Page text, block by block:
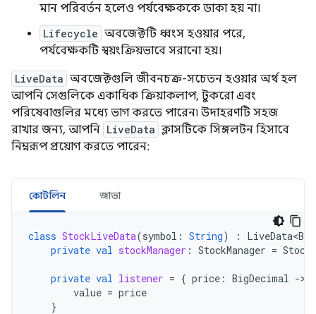
মান পরিবর্তন হলেও পর্যবেক্ষককে ডাকা হয় না।
Lifecycle অবজেক্টটি ধ্বংস হওয়ার পরে,
পর্যবেক্ষকটি স্বয়ংক্রিয়ভাবে সরানো হয়।
LiveData অবজেক্টগুলি জীবনচক্র-সচেতন হওয়ার অর্থ হল
আপনি সেগুলিকে একাধিক ক্রিয়াকলাপ, টুকরো এবং
পরিষেবাগুলির মধ্যে ভাগ করতে পারেন৷ উদাহরণটি সহজ
রাখার জন্য, আপনি LiveData ক্লাসটিকে সিঙ্গলটন হিসাবে
নিম্নরূপ প্রয়োগ করতে পারেন:
কোটলিন জাভা
class StockLiveData(symbol : String) :
private val stockManager : StockManager =
private val listener = { price : BigDecimal -
value = price
}